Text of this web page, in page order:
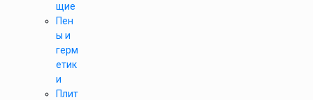
щие
Пен
ы и
герм
етик
и
Плит